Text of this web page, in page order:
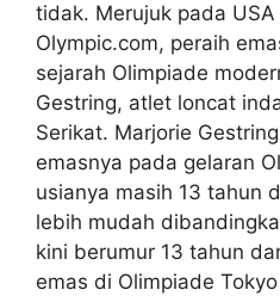
tidak. Merujuk pada
Olympic.com, peraih
sejarah Olimpiade
Gestring, atlet loncat
Serikat. Marjorie
emasnya pada gelaran
usianya masih 13 tahun
lebih mudah
kini berumur 13 tahun
emas di Olimpiade